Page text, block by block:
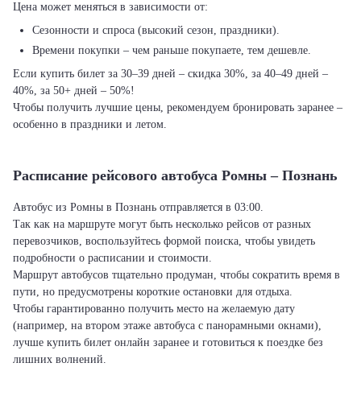
Цена может меняться в зависимости от:
Сезонности и спроса (высокий сезон, праздники).
Времени покупки – чем раньше покупаете, тем дешевле.
Если купить билет за 30–39 дней – скидка 30%, за 40–49 дней –
40%, за 50+ дней – 50%!
Чтобы получить лучшие цены, рекомендуем бронировать заранее –
особенно в праздники и летом.
Расписание рейсового автобуса Ромны – Познань
Автобус из Ромны в Познань отправляется в 03:00.
Так как на маршруте могут быть несколько рейсов от разных
перевозчиков, воспользуйтесь формой поиска, чтобы увидеть
подробности о расписании и стоимости.
Маршрут автобусов тщательно продуман, чтобы сократить время в
пути, но предусмотрены короткие остановки для отдыха.
Чтобы гарантированно получить место на желаемую дату
(например, на втором этаже автобуса с панорамными окнами),
лучше купить билет онлайн заранее и готовиться к поездке без
лишних волнений.